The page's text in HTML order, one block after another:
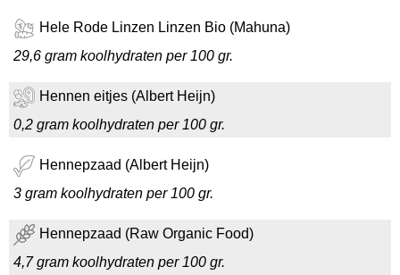
Hele Rode Linzen Linzen Bio (Mahuna)
29,6 gram koolhydraten per 100 gr.
Hennen eitjes (Albert Heijn)
0,2 gram koolhydraten per 100 gr.
Hennepzaad (Albert Heijn)
3 gram koolhydraten per 100 gr.
Hennepzaad (Raw Organic Food)
4,7 gram koolhydraten per 100 gr.